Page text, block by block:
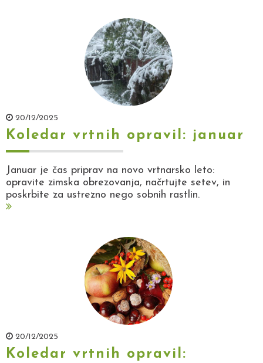
20/12/2025
Koledar vrtnih opravil: januar
Januar je čas priprav na novo vrtnarsko leto:
opravite zimska obrezovanja, načrtujte setev, in
poskrbite za ustrezno nego sobnih rastlin.
20/12/2025
Koledar vrtnih opravil: